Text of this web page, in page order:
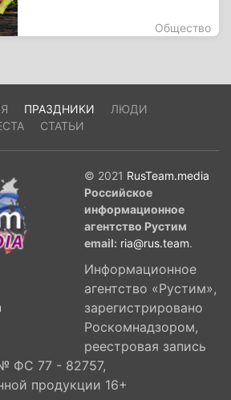
Общество
ПРАЗДНИКИ
ЛЮДИ
СТАТЬИ
© 2021 RusTeam.media
Российское
информационное
агентство Рустим
email: ria@rus.team.
Информационное
агентство «Рустим»,
зарегистрировано
Роскомнадзором,
реестровая запись
ФС 77 - 82757,
продукции 16+